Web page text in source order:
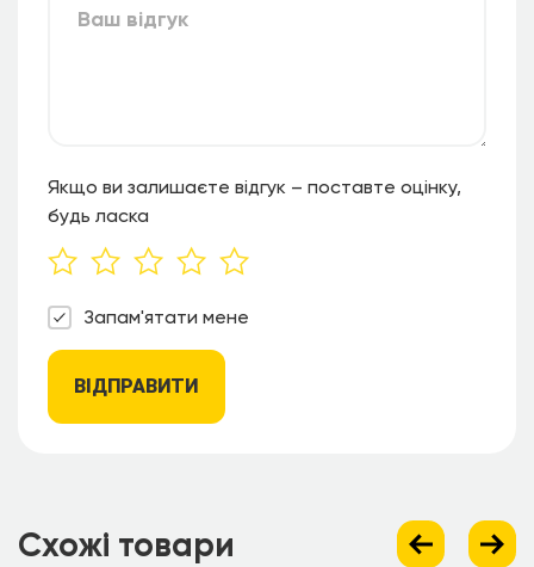
Якщо ви залишаєте відгук – поставте оцінку,
будь ласка
Запам'ятати мене
ВІДПРАВИТИ
Схожі товари